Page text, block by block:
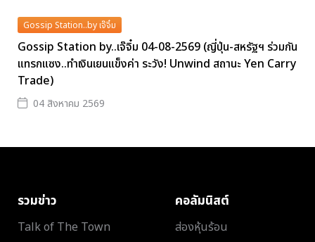
Gossip Station..by เจ๊จิ๋ม
Gossip Station by..เจ๊จิ๋ม 04-08-2569 (ญี่ปุ่น-สหรัฐฯ ร่วมกัน
แทรกแซง..ทำเงินเยนแข็งค่า ระวัง! Unwind สถานะ Yen Carry
Trade)
04 สิงหาคม 2569
รวมข่าว
Talk of The Town
คอลัมนิสต์
ส่องหุ้นร้อน